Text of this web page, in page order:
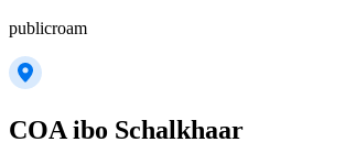
publicroam
COA ibo Schalkhaar